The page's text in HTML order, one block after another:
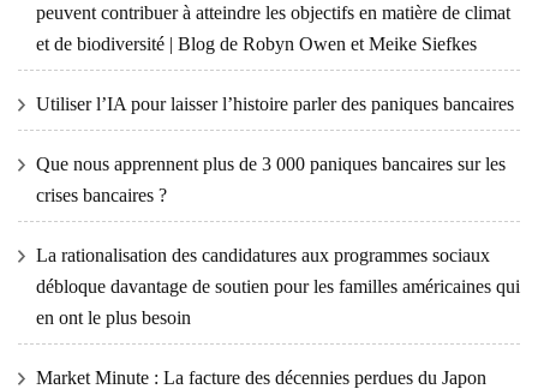
peuvent contribuer à atteindre les objectifs en matière de climat
et de biodiversité | Blog de Robyn Owen et Meike Siefkes
Utiliser l’IA pour laisser l’histoire parler des paniques bancaires
Que nous apprennent plus de 3 000 paniques bancaires sur les
crises bancaires ?
La rationalisation des candidatures aux programmes sociaux
débloque davantage de soutien pour les familles américaines qui
en ont le plus besoin
Market Minute : La facture des décennies perdues du Japon